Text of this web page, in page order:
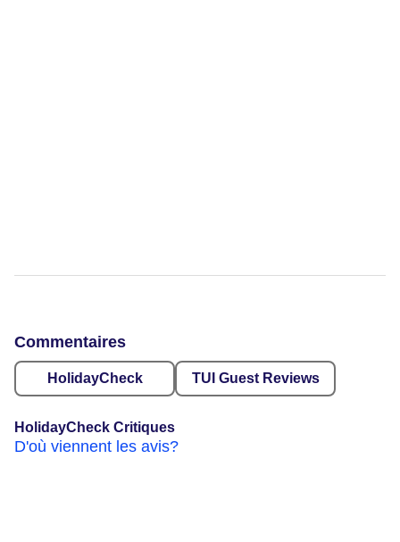
Commentaires
HolidayCheck TUI Guest Reviews
HolidayCheck Critiques
D'où viennent les avis?